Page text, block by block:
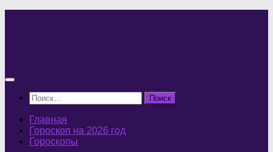
Найти:
Главная
Гороскоп на 2026 год
Гороскопы